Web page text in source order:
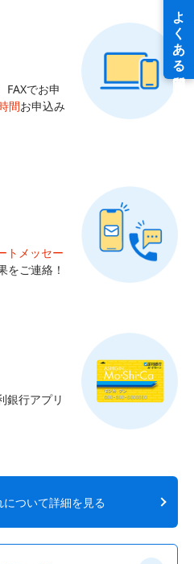
FAXでお申
間お申込み
トメッセー
をご連絡！
銀行アプリ
ついて詳細を見る